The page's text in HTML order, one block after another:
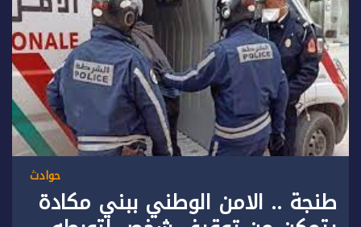
حوادث
طنجة .. الامن الوطني ببني مكادة